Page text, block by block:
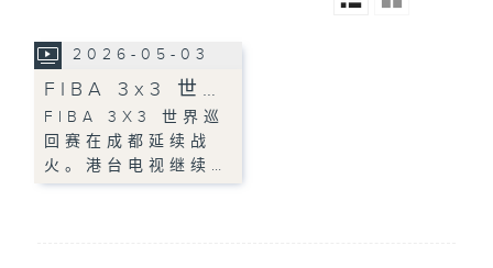
2026-05-03
FIBA 3x3 世…
FIBA 3X3 世界巡
回赛在成都延续战
火。港台电视继续…